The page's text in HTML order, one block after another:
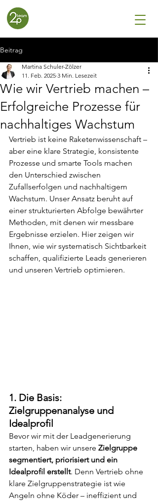
Beitrag
Wie wir Vertrieb machen –
Erfolgreiche Prozesse für
nachhaltiges Wachstum
Martina Schuler-Zölzer
11. Feb. 2025 3 Min. Lesezeit
Vertrieb ist keine Raketenwissenschaft –
aber eine klare Strategie, konsistente
Prozesse und smarte Tools machen
den Unterschied zwischen
Zufallserfolgen und nachhaltigem
Wachstum. Unser Ansatz beruht auf
einer strukturierten Abfolge bewährter
Methoden, mit denen wir messbare
Ergebnisse erzielen. Hier zeigen wir
Ihnen, wie wir systematisch Sichtbarkeit
schaffen, qualifizierte Leads generieren
und unseren Vertrieb optimieren.
1. Die Basis:
Zielgruppenanalyse und
Idealprofil
Bevor wir mit der Leadgenerierung
starten, haben wir unsere Zielgruppe
segmentiert, priorisiert und ein
Idealprofil erstellt. Denn Vertrieb ohne
klare Zielgruppenstrategie ist wie
Angeln ohne Köder – ineffizient und